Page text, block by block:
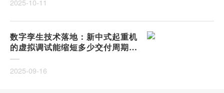
2025-10-11
数字孪生技术落地：新中式起重机
的虚拟调试能缩短多少交付周期？
从物理样机到数字镜像，调试成本
能否降低50%以上？
2025-09-16